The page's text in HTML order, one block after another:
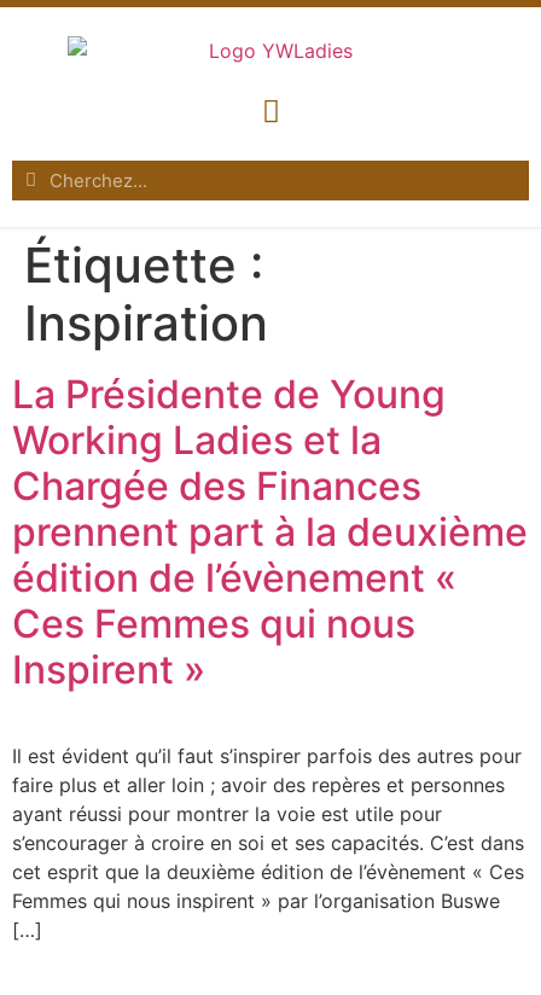
Étiquette :
Inspiration
La Présidente de Young
Working Ladies et la
Chargée des Finances
prennent part à la deuxième
édition de l’évènement «
Ces Femmes qui nous
Inspirent »
Il est évident qu’il faut s’inspirer parfois des autres pour
faire plus et aller loin ; avoir des repères et personnes
ayant réussi pour montrer la voie est utile pour
s’encourager à croire en soi et ses capacités. C’est dans
cet esprit que la deuxième édition de l’évènement « Ces
Femmes qui nous inspirent » par l’organisation Buswe
[…]